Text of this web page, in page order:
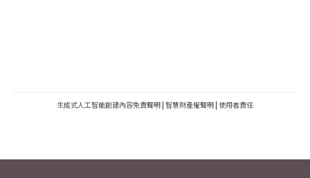
生成式人工智能創建內容免責聲明 | 智慧財產權聲明 | 使用者責任